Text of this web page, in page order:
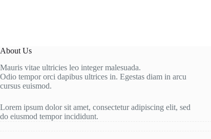
About Us
Mauris vitae ultricies leo integer malesuada.
Odio tempor orci dapibus ultrices in. Egestas diam in arcu
cursus euismod.
Lorem ipsum dolor sit amet, consectetur adipiscing elit, sed
do eiusmod tempor incididunt.